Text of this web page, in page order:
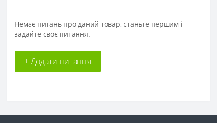
Немає питань про даний товар, станьте першим і
задайте своє питання.
+ Додати питання